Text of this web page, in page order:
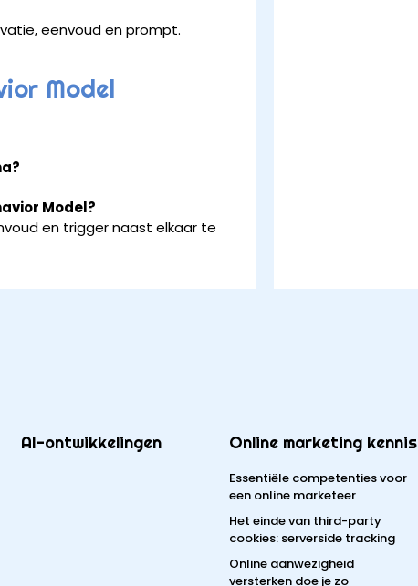
eenvoud en prompt.
Model
Model?
en trigger naast elkaar te
AI-ontwikkelingen Online marketing kennis
Essentiële competenties voor
een online marketeer
Het einde van third-party
cookies: serverside tracking
Online aanwezigheid
versterken doe je zo